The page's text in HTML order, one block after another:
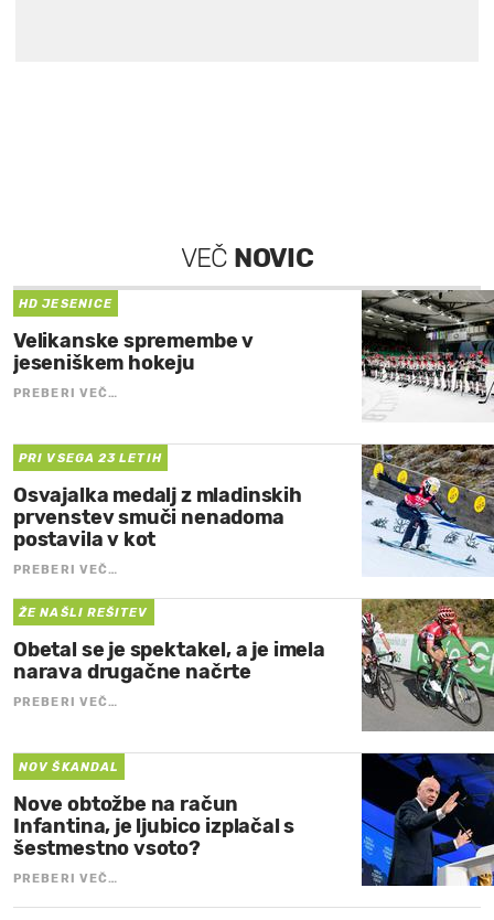
VEČ NOVIC
HD JESENICE
Velikanske spremembe v
jeseniškem hokeju
PREBERI VEČ…
PRI VSEGA 23 LETIH
Osvajalka medalj z mladinskih
prvenstev smuči nenadoma
postavila v kot
PREBERI VEČ…
ŽE NAŠLI REŠITEV
Obetal se je spektakel, a je imela
narava drugačne načrte
PREBERI VEČ…
NOV ŠKANDAL
Nove obtožbe na račun
Infantina, je ljubico izplačal s
šestmestno vsoto?
PREBERI VEČ…